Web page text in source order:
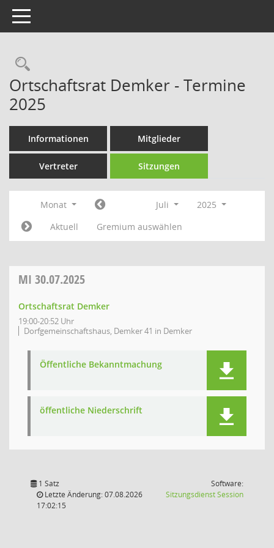
Toggle navigation
Rechercheauswahl
Ortschaftsrat Demker - Termine
2025
Informationen Mitglieder
Vertreter Sitzungen
Monat Juli
2025
Aktuell
Gremium auswählen
MI 30.07.2025
Ortschaftsrat Demker
19:00-20:52 Uhr
Dorfgemeinschaftshaus, Demker 41 in Demker
Öffentliche Bekanntmachung
öffentliche Niederschrift
1 Satz
Letzte Änderung: 07.08.2026
17:02:15
Software:
SitzungsdienstSession(Wird in